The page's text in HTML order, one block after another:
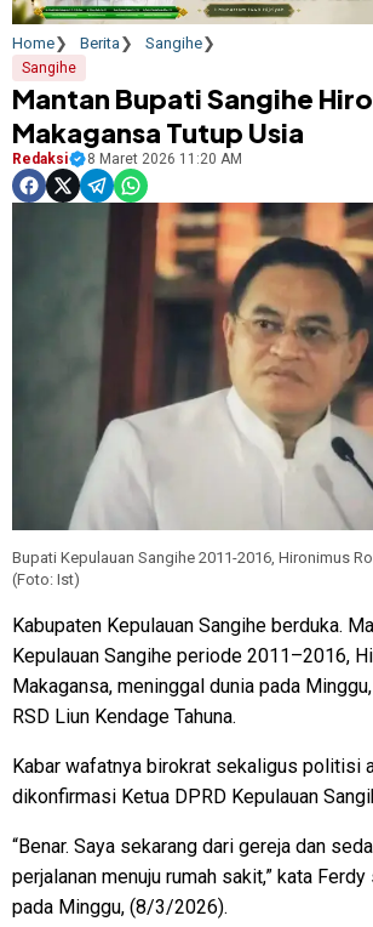
Home Berita Sangihe
Sangihe
Mantan Bupati Sangihe
Makagansa Tutup Usia
Redaksi 8 Maret 2026 11:20 AM
Bupati Kepulauan Sangihe 2011-2016, Hironimus
(Foto: Ist)
Kabupaten Kepulauan Sangihe berduka.
Kepulauan Sangihe periode 2011–2016,
Makagansa, meninggal dunia pada
RSD Liun Kendage Tahuna.
Kabar wafatnya birokrat sekaligus politisi
dikonfirmasi Ketua DPRD Kepulauan
“Benar. Saya sekarang dari gereja dan
perjalanan menuju rumah sakit,” kata
pada Minggu, (8/3/2026).